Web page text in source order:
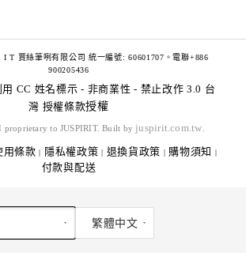
T 賈絲筆咧有限公司 統一編號: 60601707。電聯+886
900205436
用 CC 姓名標示 - 非商業性 - 禁止改作 3.0 台
灣 授權條款授權
proprietary to JUSPIRIT. Built by juspirit.com.tw
用條款 | 隱私權政策 | 退換貨政策 | 購物須知 |
付款與配送